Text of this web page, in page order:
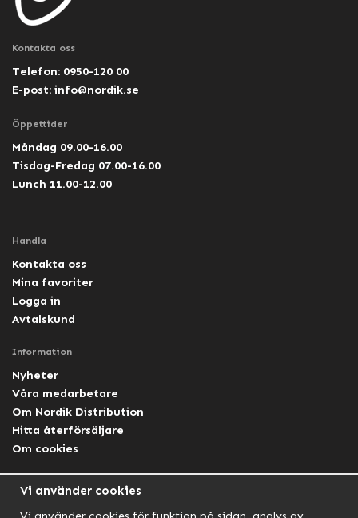
Kontakta oss
Telefon: 0950-120 00
E-post: info@nordik.se
Öppettider
Måndag 09.00-16.00
Tisdag-Fredag 07.00-16.00
Lunch 11.00-12.00
Handla
Kontakta oss
Mina favoriter
Logga in
Avtalskund
Information
Nyheter
Våra medarbetare
Om Nordik Distribution
Hitta återförsäljare
Om cookies
Vi använder cookies